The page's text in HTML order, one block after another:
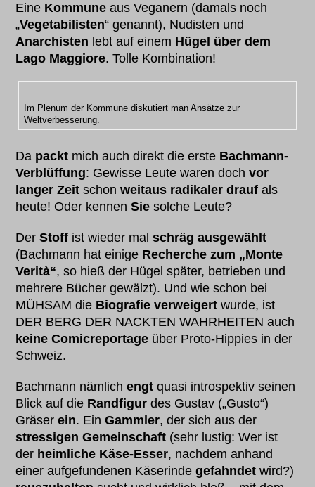
Eine Kommune aus Veganern (damals noch
„Vegetabilisten“ genannt), Nudisten und
Anarchisten lebt auf einem Hügel über dem
Lago Maggiore. Tolle Kombination!
Im Plenum der Kommune diskutiert man Ansätze zur
Weltverbesserung.
Da packt mich auch direkt die erste Bachmann-
Verblüffung: Gewisse Leute waren dochvor
langer Zeitschonweitaus radikaler drauf als
heute! Oder kennenSie solche Leute?
DerStoff ist wieder malschräg ausgewählt
(Bachmann hat einige Recherche zum „Monte
Verità“, so hieß der Hügel später, betrieben und
mehrere Bücher gewälzt). Und wie schon bei
MÜHSAM die Biografie verweigert wurde, ist
DER BERG DER NACKTEN WAHRHEITEN auch
keine Comicreportage über Proto-Hippies in der
Schweiz.
Bachmann nämlichengt quasi introspektiv seinen
Blick auf die Randfigur des Gustav („Gusto“)
Gräserein. EinGammler, der sich aus der
stressigen Gemeinschaft (sehr lustig: Wer ist
der heimliche Käse-Esser, nachdem anhand
einer aufgefundenen Käserindegefahndet wird?)